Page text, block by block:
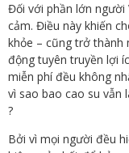
Đối với phần lớn người
cảm. Điều này khiến
khỏe – cũng trở thành
động tuyên truyền lợi
miễn phí đều không
vì sao bao cao su vẫn
?
Bởi vì mọi người đều